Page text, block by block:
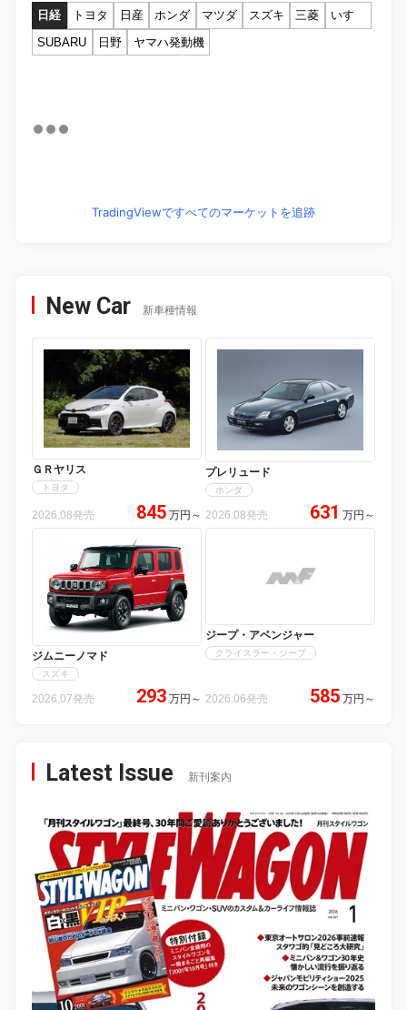
日経 トヨタ 日産 ホンダ マツダ スズキ 三菱
いすゞ
SUBARU
日野 ヤマハ発動機
TradingViewですべてのマーケットを追跡
New Car 新車種情報
ＧＲヤリス
トヨタ
2026.08発売 845 万円 ～
プレリュード
ホンダ
2026.08発売 631 万円 ～
ジムニーノマド
スズキ
2026.07発売 293 万円 ～
ジープ・アベンジャー
クライスラー・ジープ
2026.06発売 585 万円 ～
Latest Issue 新刊案内